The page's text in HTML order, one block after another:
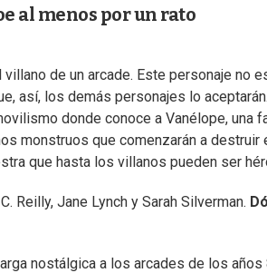
al menos por un rato
de un arcade. Este personaje no
así, los demás personajes lo
donde conoce a Vanélope, una
monstruos que comenzarán a destruir
que hasta los villanos pueden ser
Reilly, Jane Lynch y Sarah Silverman.
nostálgica a los arcades de los